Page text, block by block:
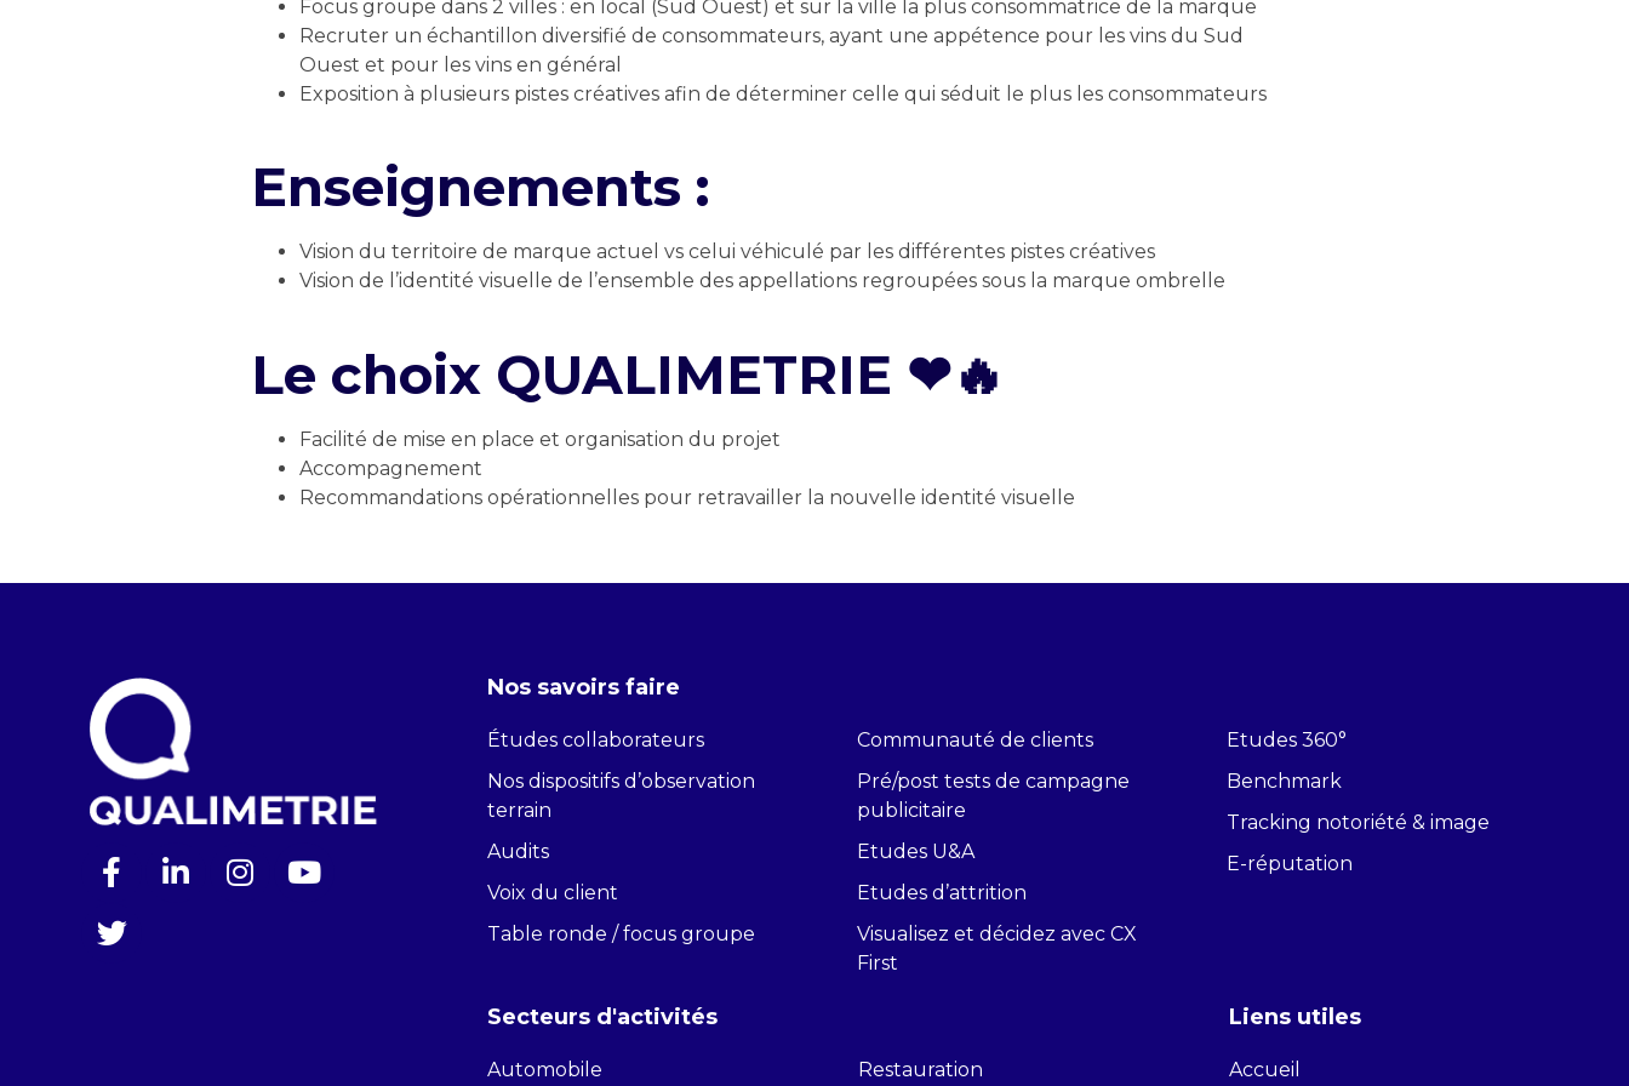
Focus groupe dans 2 villes : en local (Sud Ouest) et sur la ville la plus consommatrice de la marque
Recruter un échantillon diversifié de consommateurs, ayant une appétence pour les vins du Sud
Ouest et pour les vins en général
Exposition à plusieurs pistes créatives afin de déterminer celle qui séduit le plus les consommateurs
Enseignements :
Vision du territoire de marque actuel vs celui véhiculé par les différentes pistes créatives
Vision de l’identité visuelle de l’ensemble des appellations regroupées sous la marque ombrelle
Le choix QUALIMETRIE ❤🔥
Facilité de mise en place et organisation du projet
Accompagnement
Recommandations opérationnelles pour retravailler la nouvelle identité visuelle
Nos savoirs faire
Études collaborateurs
Nos dispositifs d’observation
terrain
Audits
Voix du client
Table ronde / focus groupe
Communauté de clients
Pré/post tests de campagne
publicitaire
Etudes U&A
Etudes d’attrition
Visualisez et décidez avec CX
First
Etudes 360°
Benchmark
Tracking notoriété & image
E-réputation
Secteurs d'activités
Automobile Restauration
Liens utiles
Accueil